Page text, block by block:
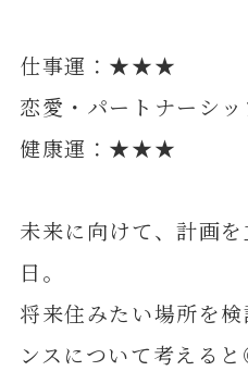
仕事運：★★★
恋愛・パートナーシ
健康運：★★★
未来に向けて、計画
日。
将来住みたい場所を
ンスについて考えると